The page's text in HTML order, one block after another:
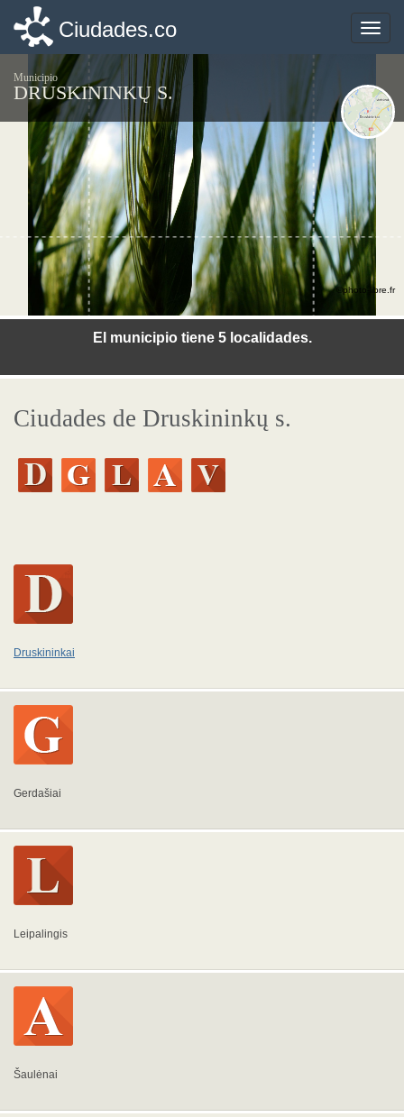
Toggle
Ciudades.co
Municipio
DRUSKININKŲ S.
El municipio tiene 5 localidades.
©photo-libre.fr
Ciudades de Druskininkų s.
Druskininkai
Gerdašiai
Leipalingis
Šaulėnai
Toggle
Ciudades.co